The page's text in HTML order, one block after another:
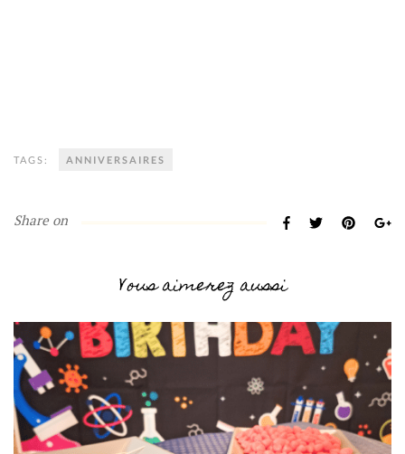
TAGS: ANNIVERSAIRES
Share on
Vous aimerez aussi